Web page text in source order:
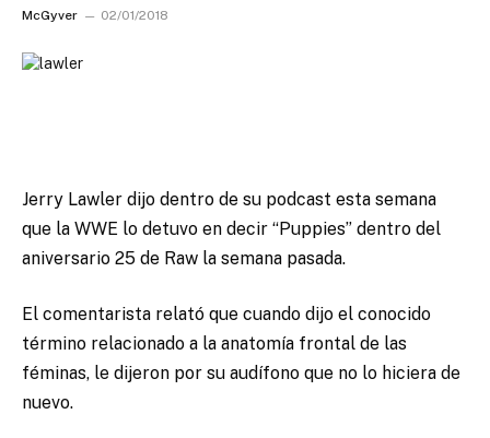
McGyver 02/01/2018
Jerry Lawler dijo dentro de su podcast esta semana
que la WWE lo detuvo en decir “Puppies” dentro del
aniversario 25 de Raw la semana pasada.
El comentarista relató que cuando dijo el conocido
término relacionado a la anatomía frontal de las
féminas, le dijeron por su audífono que no lo hiciera de
nuevo.